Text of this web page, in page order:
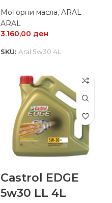
Моторни масла, ARAL
ARAL
3.160,00 ден
SKU: Aral 5w30 4L
Castrol EDGE
5w30 LL 4L